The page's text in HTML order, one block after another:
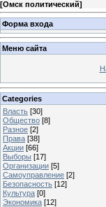
[Омск политический]
Форма входа
Меню сайта
Categories
Власть [30]
Общество [8]
Разное [2]
Права [38]
Акции [66]
Выборы [17]
Организации [5]
Самоуправление [2]
Безопасность [12]
Культура [0]
Экономика [12]